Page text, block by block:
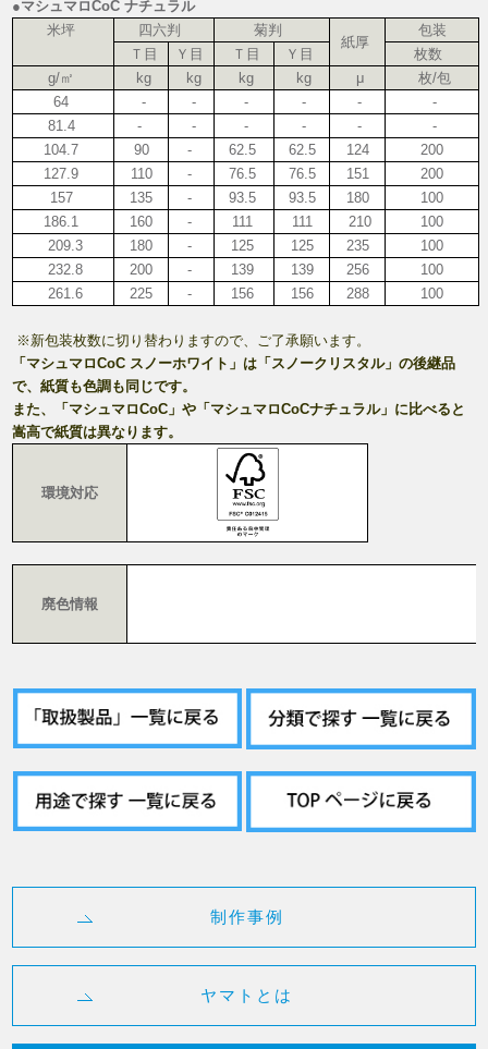
●マシュマロCoC ナチュラル
米坪
四六判 菊判
紙厚
包装
Ｔ目
Ｙ目 Ｔ目 Ｙ目
枚数
g/㎡
kg kg kg kg μ
枚/包
64
- - - - -
-
81.4
- - - - -
-
104.7
90 - 62.5 62.5 124
200
127.9
110 - 76.5 76.5 151
200
157
135 - 93.5 93.5 180
100
186.1
160 - 111 111 210
100
209.3
180 - 125 125 235
100
232.8
200 - 139 139 256
100
261.6
225 - 156 156 288 100
※新包装枚数に切り替わりますので、ご了承願います。
「マシュマロCoC スノーホワイト」は「スノークリスタル」の後継品
で、紙質も色調も同じです。
また、「マシュマロCoC」や「マシュマロCoCナチュラル」に比べると
嵩高で紙質は異なります。
環境対応
廃色情報
制作事例
ヤマトとは